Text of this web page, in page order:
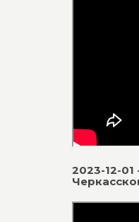
2023-12-